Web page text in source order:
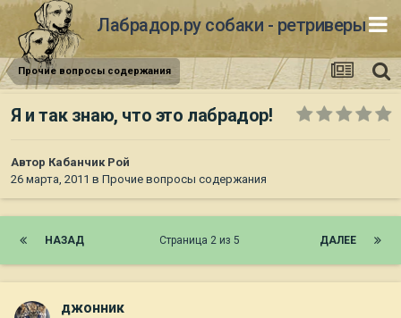
Лабрадор.ру собаки - ретриверы
Прочие вопросы содержания
Я и так знаю, что это лабрадор!
Автор Кабанчик Рой
26 марта, 2011 в Прочие вопросы содержания
НАЗАД ДАЛЕЕ
Страница 2 из 5
джонник